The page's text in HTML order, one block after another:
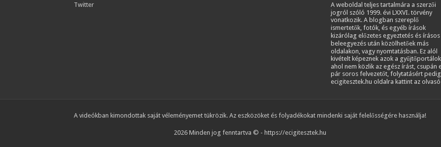
Twitter
A weboldal teljes tartalmára a szerzői
jogról szóló 1999. évi LXXVI. törvény
vonatkozik. A blogban szereplő
ismertetők, fotók, és egyéb írások
kizárólag előzetes egyeztetés és írásos
beleegyezés után közölhetőek más
oldalakon, vagy nyomtatásban. Ez alól
kivételt képeznek azok a
ahol nem közlik az egész írást, csupán
pár soros felvezetőt, folytatásért
ecigitesztek.hu oldalra kattint az
A videókban kimondottak saját véleményemet tükrözik. Az eszközöket és folyadékokat mindenki saját felelősségére használja!
2026 Minden jog fenntartva © - https://ecigitesztek.hu